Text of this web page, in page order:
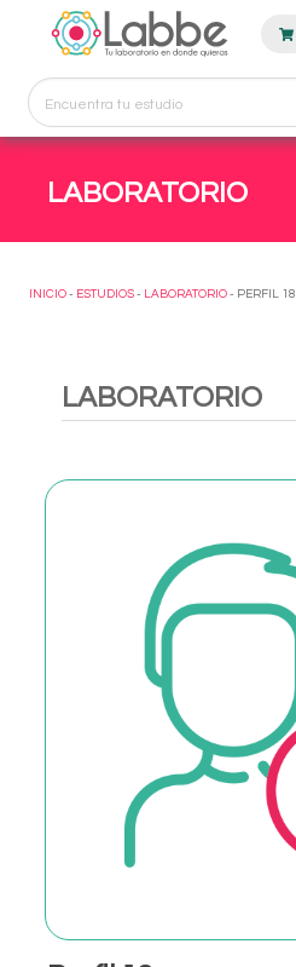
LABORATORIO
INICIO - ESTUDIOS - LABORATORIO - PERFIL 18
LABORATORIO